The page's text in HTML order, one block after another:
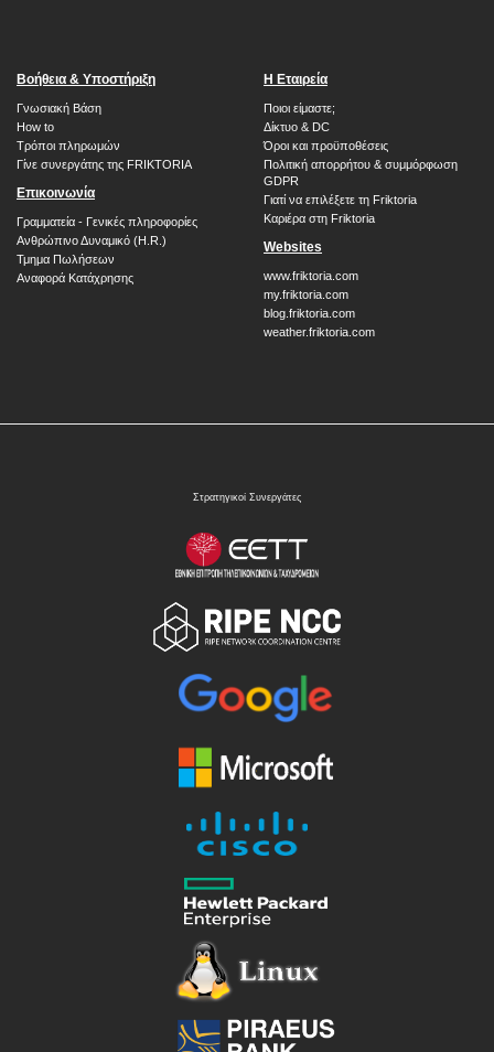
Βοήθεια & Υποστήριξη
Γνωσιακή Βάση
How to
Τρόποι πληρωμών
Γίνε συνεργάτης της FRIKTORIA
Επικοινωνία
Γραμματεία - Γενικές πληροφορίες
Ανθρώπινο Δυναμικό (H.R.)
Τμημα Πωλήσεων
Αναφορά Κατάχρησης
H Εταιρεία
Ποιοι είμαστε;
Δίκτυο & DC
Όροι και προϋποθέσεις
Πολιτική απορρήτου & συμμόρφωση
GDPR
Γιατί να επιλέξετε τη Friktoria
Καριέρα στη Friktoria
Websites
www.friktoria.com
my.friktoria.com
blog.friktoria.com
weather.friktoria.com
Στρατηγικοί Συνεργάτες